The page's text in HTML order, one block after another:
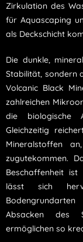
Zirkulation des
für Aquascaping
als Deckschicht
Die dunkle,
Stabilität, sondern
Volcanic Black
zahlreichen
die biologische
Gleichzeitig
Mineralstoffen
zugutekommen.
Beschaffenheit
lässt sich
Absacken des
ermöglichen so